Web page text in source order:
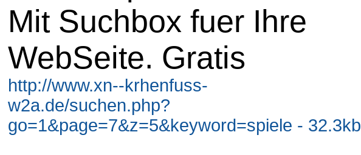
Mit Suchbox fuer Ihre
WebSeite. Gratis
http://www.xn--krhenfuss-
w2a.de/suchen.php?
go=1&page=7&z=5&keyword=spiele - 32.3kb